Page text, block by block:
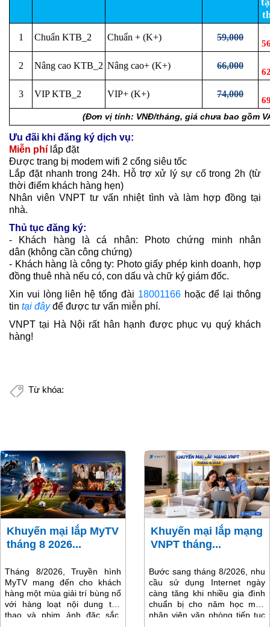
1 Chuẩn KTB_2 Chuẩn + (K+) 59,000
2 Nâng cao KTB_2 Nâng cao+ (K+) 66,000
3 VIP KTB_2 VIP+ (K+) 74,000
(Đơn vị tính: VNĐ/tháng, giá chưa bao gồm
Ưu đãi khi đăng ký dịch vụ:
Miễn phí lắp đặt
Được trang bị modem wifi 2 cổng siêu tốc
Lắp đặt nhanh trong 24h. Hỗ trợ xử lý sự cố trong 2h (từ
thời điểm khách hàng hẹn)
Nhân viên VNPT tư vấn nhiệt tình và làm hợp đồng tại
nhà.
Thủ tục đăng ký:
- Khách hàng là cá nhân: Photo chứng minh nhân
dân (không cần công chứng)
- Khách hàng là công ty: Photo giấy phép kinh doanh, hợp
đồng thuê nhà nếu có, con dấu và chữ ký giám đốc.
Xin vui lòng liên hệ tổng đài 18001166 hoặc để lại thông
tin tại đây để được tư vấn miễn phí.
VNPT tại Hà Nội rất hân hạnh được phục vụ quý khách
hàng!
Từ khóa:
Khuyến mại lắp MyTV
tháng 8 2026...
Tháng 8/2026, Truyền hình
MyTV mang đến cho khách
hàng một mùa giải trí bùng nổ
với hàng loạt nội dung thể
thao và phim ảnh đặc sắc.
Khuyến mại lắp mạng
VNPT tháng...
Bước sang tháng 8/2026, nhu
cầu sử dụng Internet ngày
càng tăng khi nhiều gia đình
chuẩn bị cho năm học mới,
nhân viên văn phòng tiếp tục